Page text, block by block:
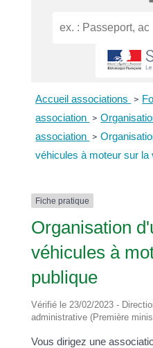
Accueil associations >
association >
association >
véhicules à moteur sur la
Fiche pratique
Organisation
véhicules à
publique
Vérifié le 23/02/2023 -
administrative (Première
Vous dirigez une